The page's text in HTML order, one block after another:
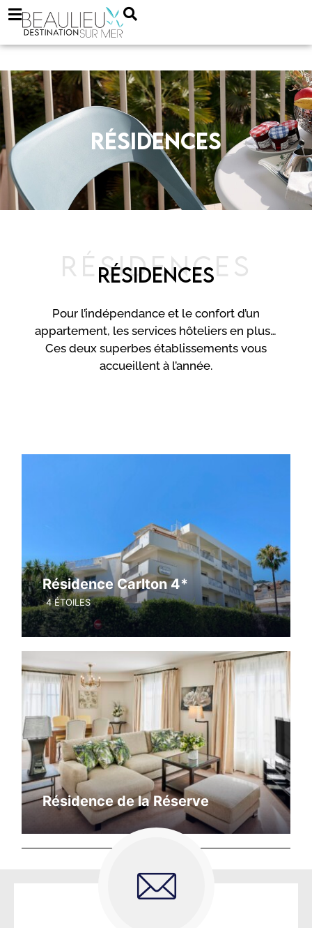
Résidences
RÉSIDENCES
RÉSIDENCES
Pour l’indépendance et le confort d’un
appartement, les services hôteliers en plus…
Ces deux superbes établissements vous
accueillent à l’année.
Résidence Carlton 4*
4 ÉTOILES
Résidence de la Réserve